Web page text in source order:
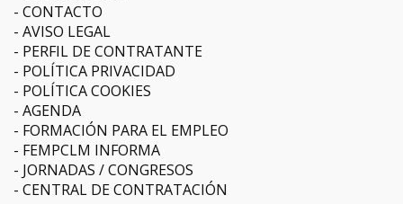
CONTACTO
AVISO LEGAL
PERFIL DE CONTRATANTE
POLÍTICA PRIVACIDAD
POLÍTICA COOKIES
AGENDA
FORMACIÓN PARA EL EMPLEO
FEMPCLM INFORMA
JORNADAS / CONGRESOS
CENTRAL DE CONTRATACIÓN